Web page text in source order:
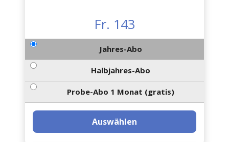
Fr. 143
Jahres-Abo
Halbjahres-Abo
Probe-Abo 1 Monat (gratis)
Auswählen